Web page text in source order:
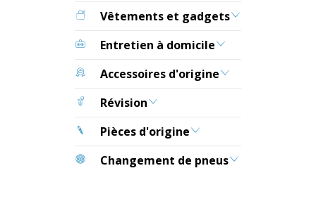
Vêtements et gadgets
Entretien à domicile
Accessoires d'origine
Révision
Pièces d'origine
Changement de pneus